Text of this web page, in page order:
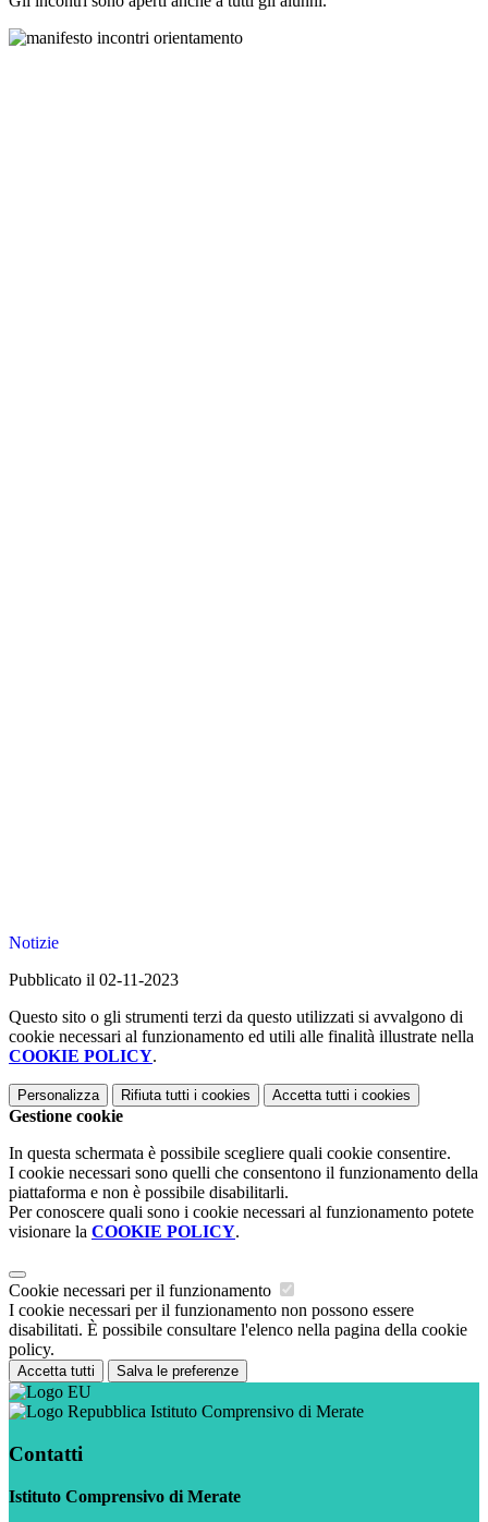
Notizie
Pubblicato il 02-11-2023
Questo sito o gli strumenti terzi da questo utilizzati si avvalgono di
cookie necessari al funzionamento ed utili alle finalità illustrate nella
COOKIE POLICY.
Personalizza Rifiuta tutti i cookies Accetta tutti i cookies
Gestione cookie
In questa schermata è possibile scegliere quali cookie consentire.
I cookie necessari sono quelli che consentono il funzionamento della
piattaforma e non è possibile disabilitarli.
Per conoscere quali sono i cookie necessari al funzionamento potete
visionare la COOKIE POLICY.
Cookie necessari per il funzionamento
I cookie necessari per il funzionamento non possono essere
disabilitati. È possibile consultare l'elenco nella pagina della cookie
policy.
Accetta tutti Salva le preferenze
Istituto Comprensivo di Merate
Contatti
Istituto Comprensivo di Merate